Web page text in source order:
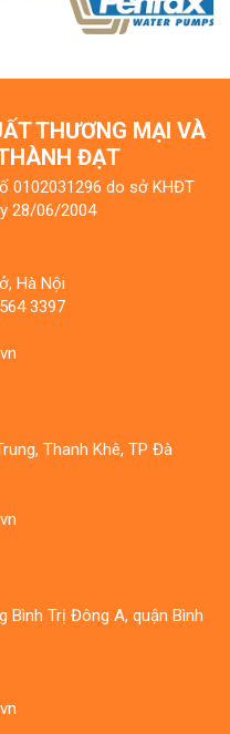
THƯƠNG MẠI VÀ
ĐẠT
0102031296 do sở KHĐT
28/06/2004
Hà Nội
3397
Thanh Khê, TP Đà
Bình Trị Đông A, quận Bình